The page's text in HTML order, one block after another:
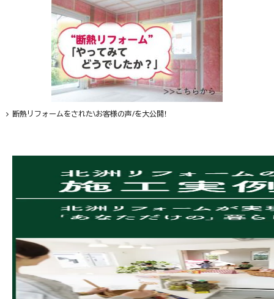
断熱リフォームをされた\お客様の声/を大公開！